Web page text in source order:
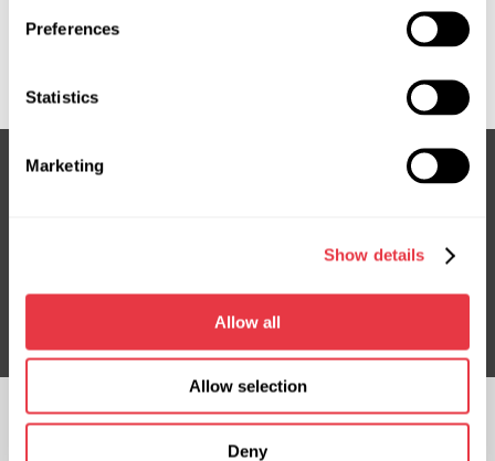
Preferences
Statistics
Marketing
Show details
Allow all
Allow selection
Deny
53601TK6A03, 53601TM8A03, 717521375, ATGE41331RB,
ATGE41332RB, B708526028, E4133, E4137, E4139, HO110,
Nie przegap ekskluzywnych ofert i rabatów
OBSERWUJ NAS